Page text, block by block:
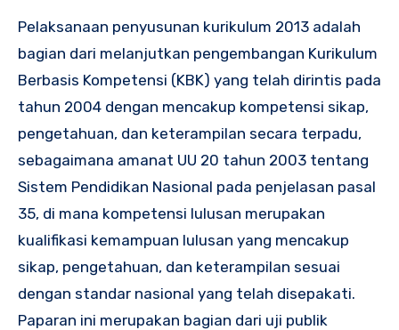
Pelaksanaan penyusunan kurikulum 2013 adalah
bagian dari melanjutkan pengembangan Kurikulum
Berbasis Kompetensi (KBK) yang telah dirintis pada
tahun 2004 dengan mencakup kompetensi sikap,
pengetahuan, dan keterampilan secara terpadu,
sebagaimana amanat UU 20 tahun 2003 tentang
Sistem Pendidikan Nasional pada penjelasan pasal
35, di mana kompetensi lulusan merupakan
kualifikasi kemampuan lulusan yang mencakup
sikap, pengetahuan, dan keterampilan sesuai
dengan standar nasional yang telah disepakati.
Paparan ini merupakan bagian dari uji publik